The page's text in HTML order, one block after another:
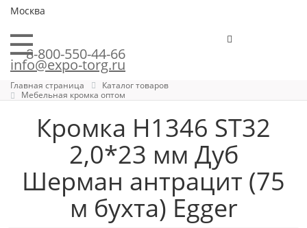
Москва
8-800-550-44-66
info@expo-torg.ru
Главная страница
Каталог товаров
Мебельная кромка оптом
Кромка H1346 ST32
2,0*23 мм Дуб
Шерман антрацит (75
м бухта) Egger